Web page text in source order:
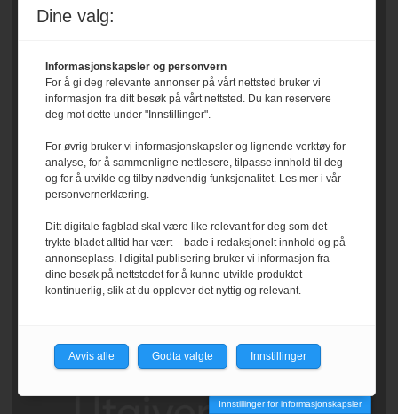
Innstillinger for informasjonskapsler
Dine valg:
Informasjonskapsler og personvern
For å gi deg relevante annonser på vårt nettsted bruker vi
informasjon fra ditt besøk på vårt nettsted. Du kan reservere
deg mot dette under "Innstillinger".
For øvrig bruker vi informasjonskapsler og lignende verktøy for
analyse, for å sammenligne nettlesere, tilpasse innhold til deg
og for å utvikle og tilby nødvendig funksjonalitet. Les mer i vår
personvernerklæring.
Ditt digitale fagblad skal være like relevant for deg som det
trykte bladet alltid har vært – bade i redaksjonelt innhold og på
annonseplass. I digital publisering bruker vi informasjon fra
dine besøk på nettstedet for å kunne utvikle produktet
kontinuerlig, slik at du opplever det nyttig og relevant.
Avvis alle Godta valgte Innstillinger